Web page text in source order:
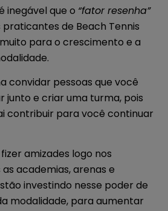
inegável que o “fator resenha”
de Beach Tennis
para o crescimento e a
convidar pessoas que você
junto e criar uma turma, pois
contribuir para você continuar
amizades logo nos
academias, arenas e
investindo nesse poder de
modalidade, para aumentar